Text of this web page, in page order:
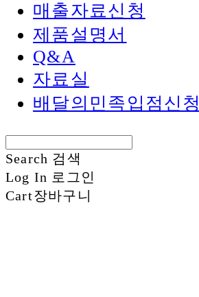
매출자료신청
제품설명서
Q&A
자료실
배달의민족입점신청
Search 검색
Log In 로그인
Cart장바구니